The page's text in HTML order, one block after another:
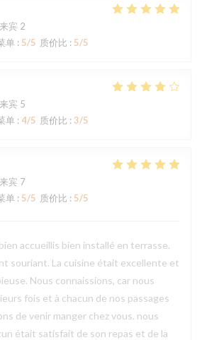
宾 2
单 : 5/5 质价比 : 5/5
宾 5
单 : 4/5 质价比 : 3/5
宾 7
单 : 5/5 质价比 : 5/5
accueillis bien installé en terrasse.
souriant. La cuisine était excellente et
Nous connaissions, car nous
fois et à chacun de nos passages
de venir manger chez vous. nous
était satisfait de son repas et de la